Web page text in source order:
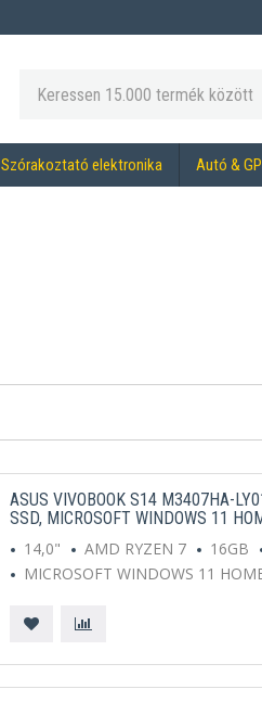
Szórakoztató elektronika Autó &
ASUS VIVOBOOK S14 M3407HA-
SSD, MICROSOFT WINDOWS 11
14,0"
AMD RYZEN 7 16GB
MICROSOFT WINDOWS 11